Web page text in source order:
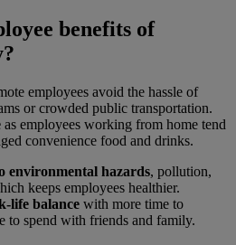
benefits of
employees avoid the hassle of
or crowded public transportation.
as employees working from home tend
convenience food and drinks.
environmental hazards, pollution,
keeps employees healthier.
life balance with more time to
to spend with friends and family.